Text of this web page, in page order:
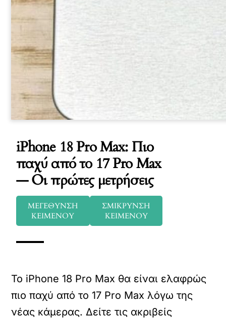
iPhone 18 Pro Max: Πιο
παχύ από το 17 Pro Max
— Οι πρώτες μετρήσεις
ΜΕΓΕΘΥΝΣΗ
ΚΕΙΜΕΝΟΥ
ΣΜΙΚΡΥΝΣΗ
ΚΕΙΜΕΝΟΥ
Το iPhone 18 Pro Max θα είναι ελαφρώς
πιο παχύ από το 17 Pro Max λόγω της
νέας κάμερας. Δείτε τις ακριβείς